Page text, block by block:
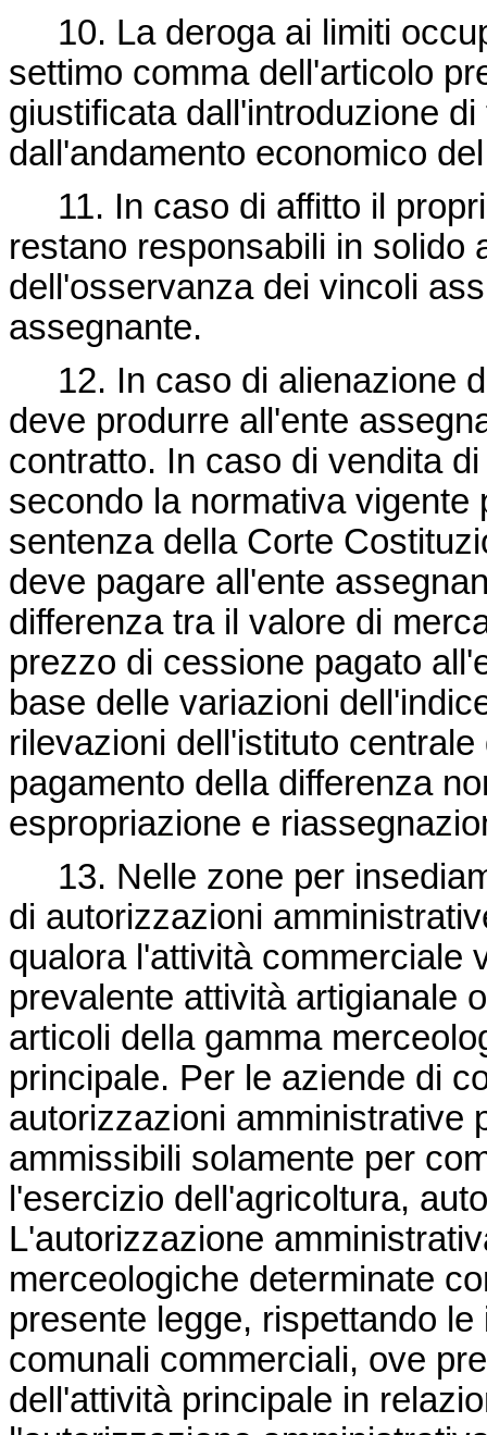
10. La deroga ai limiti
settimo comma dell'articolo
giustificata dall'introduzione
dall'andamento economico
11. In caso di affitto il
restano responsabili in solido
dell'osservanza dei vincoli
assegnante.
12. In caso di alienazione
deve produrre all'ente
contratto. In caso di vendita
secondo la normativa vigente
sentenza della Corte
deve pagare all'ente
differenza tra il valore di
prezzo di cessione pagato
base delle variazioni
rilevazioni dell'istituto
pagamento della differenza
espropriazione e
13. Nelle zone per
di autorizzazioni
qualora l'attività commerciale
prevalente attività artigianale
articoli della gamma
principale. Per le aziende di
autorizzazioni amministrative
ammissibili solamente per
l'esercizio dell'agricoltura,
L'autorizzazione
merceologiche determinate
presente legge, rispettando
comunali commerciali, ove
dell'attività principale in